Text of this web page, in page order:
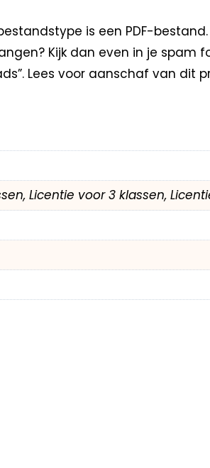
is een PDF-
Kijk dan even in je spam
Lees voor aanschaf van dit
Licentie voor 3 klassen,